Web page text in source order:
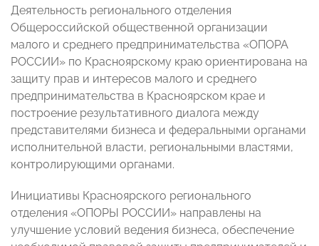
Деятельность регионального отделения
Общероссийской общественной организации
малого и среднего предпринимательства «ОПОРА
РОССИИ» по Красноярскому краю ориентирована на
защиту прав и интересов малого и среднего
предпринимательства в Красноярском крае и
построение результативного диалога между
представителями бизнеса и федеральными органами
исполнительной власти, региональными властями,
контролирующими органами.
Инициативы Красноярского регионального
отделения «ОПОРЫ РОССИИ» направлены на
улучшение условий ведения бизнеса, обеспечение